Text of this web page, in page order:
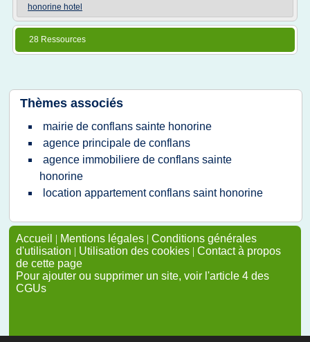
honorine hotel
28 Ressources
Thèmes associés
mairie de conflans sainte honorine
agence principale de conflans
agence immobiliere de conflans sainte
honorine
location appartement conflans saint honorine
Accueil | Mentions légales | Conditions générales
d'utilisation | Utilisation des cookies | Contact à propos
de cette page
Pour ajouter ou supprimer un site, voir l'article 4 des
CGUs